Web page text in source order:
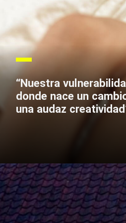
“Nuestra
donde nace un
una audaz